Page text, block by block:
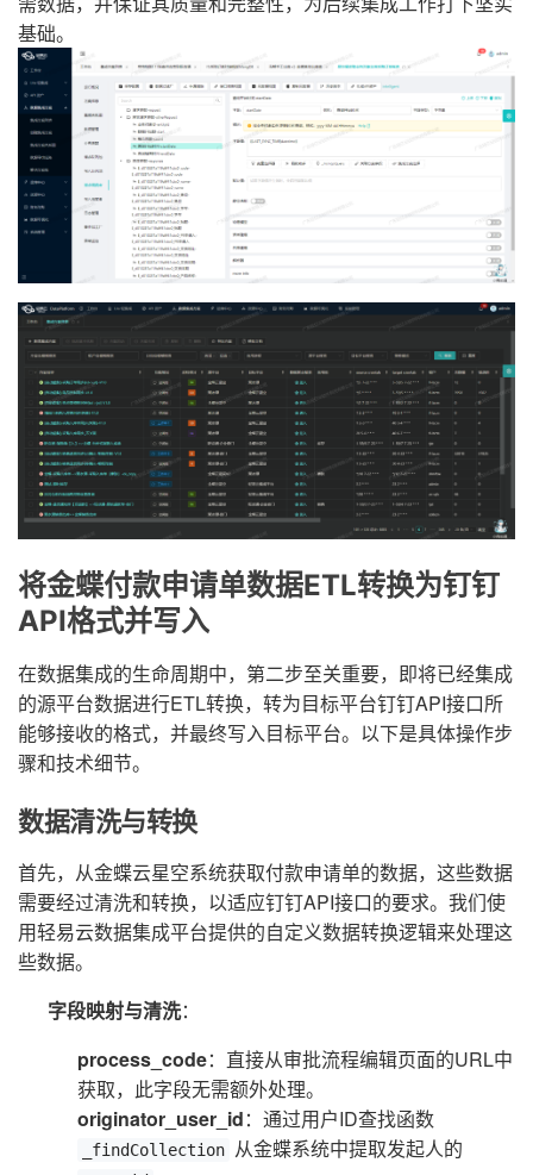
基础。
将金蝶付款申请单数据ETL转换为钉钉
API格式并写入
在数据集成的生命周期中，第二步至关重要，即将已经集成
的源平台数据进行ETL转换，转为目标平台钉钉API接口所
能够接收的格式，并最终写入目标平台。以下是具体操作步
骤和技术细节。
数据清洗与转换
首先，从金蝶云星空系统获取付款申请单的数据，这些数据
需要经过清洗和转换，以适应钉钉API接口的要求。我们使
用轻易云数据集成平台提供的自定义数据转换逻辑来处理这
些数据。
字段映射与清洗：
process_code：直接从审批流程编辑页面的URL中
获取，此字段无需额外处理。
originator_user_id：通过用户ID查找函数
_findCollection 从金蝶系统中提取发起人的